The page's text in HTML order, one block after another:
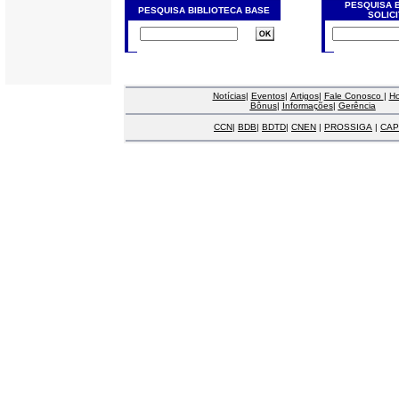
PESQUISA BIBLIOTECA BASE
PESQUISA
Notícias| Eventos| Artigos| Fale Conosco |
Bônus| Informações| Gerência
CCN| BDB| BDTD| CNEN | PROSSIGA |